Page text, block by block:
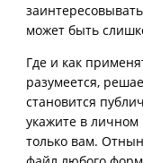
может быть
Где и как
разумеется,
становится
укажите в
только вам.